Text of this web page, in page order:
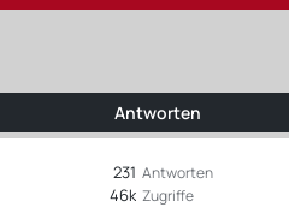
Antworten
Antworten
231
Zugriffe
46k